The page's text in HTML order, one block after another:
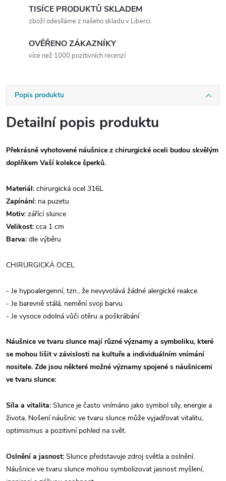
TISÍCE PRODUKTŮ SKLADEM
zboží odesíláme z našeho skladu v Liberci.
OVĚŘENO ZÁKAZNÍKY
více než 1000 pozitivních recenzí
Popis produktu
Detailní popis produktu
Překrásně vyhotovené náušnice z chirurgické oceli budou skvělým
doplňkem Vaší kolekce šperků.
Materiál: chirurgická ocel 316L
Zapínání: na puzetu
Motiv: zářící slunce
Velikost: cca 1 cm
Barva: dle výběru
CHIRURGICKÁ OCEL
- Je hypoalergenní, tzn., že nevyvolává žádné alergické reakce
- Je barevně stálá, nemění svoji barvu
- Je vysoce odolná vůči otěru a poškrábání
Náušnice ve tvaru slunce mají různé významy a symboliku, které
se mohou lišit v závislosti na kultuře a individuálním vnímání
nositele. Zde jsou některé možné významy spojené s náušnicemi
ve tvaru slunce:
Síla a vitalita: Slunce je často vnímáno jako symbol síly, energie a
života. Nošení náušnic ve tvaru slunce může vyjadřovat vitalitu,
optimismus a pozitivní pohled na svět.
Oslnění a jasnost: Slunce představuje zdroj světla a oslnění.
Náušnice ve tvaru slunce mohou symbolizovat jasnost myšlení,